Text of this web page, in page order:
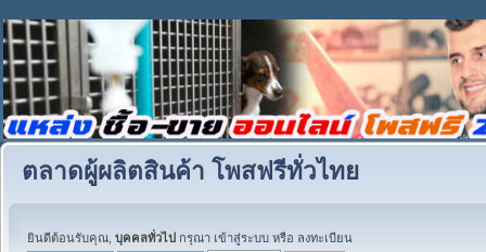
ตลาดผู้ผลิตสินค้า โพสฟรีทั่วไทย
ยินดีต้อนรับคุณ, บุคคลทั่วไป กรุณา เข้าสู่ระบบ หรือ ลงทะเบียน